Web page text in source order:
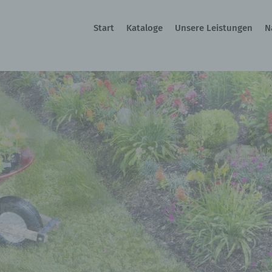
Start Kataloge Unsere Leistungen